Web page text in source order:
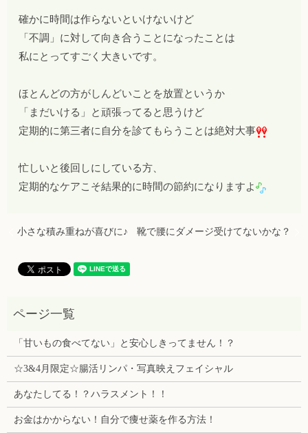
確かに時間は作らないといけないけど
「不調」に対して向き合うことになったことは
私にとってすごく大きいです。
ほとんどの方がしんどいことを放置というか
「まだいける」と頑張ってると思うけど
定期的に第三者に自分を診てもらうことは絶対大事
忙しいと後回しにしている方、
定期的なケアこそ結果的に時間の節約になりますよ
小さな積み重ねが喜びに♪ 靴で腰にダメージ受けてないかな？
「甘いもの食べてない」と安心しきってません！？
☆3&4月限定☆腸活リンパ・写真映えフェイシャル
あなたしてる！？ハラスメント！！
お金はかからない！自分で痩せ薬を作る方法！